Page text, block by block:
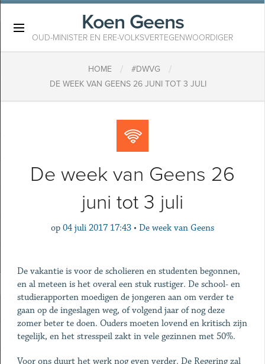
Koen Geens
OUD-MINISTER EN ERE-VOLKSVERTEGENWOORDIGER
HOME / #DWVG /
DE WEEK VAN GEENS 26 JUNI TOT 3 JULI
De week van Geens 26
juni tot 3 juli
op 04 juli 2017 17:43 • De week van Geens
De vakantie is voor de scholieren en studenten begonnen,
en al meteen is het overal een stuk rustiger. De school- en
studierapporten moedigen de jongeren aan om verder te
gaan op de ingeslagen weg, of volgend jaar of nog deze
zomer beter te doen. Ouders moeten lovend en kritisch zijn
tegelijk, en het stresspeil zakt in vele gezinnen met 50%.
Voor ons duurt het werk nog even verder. De Regering zal